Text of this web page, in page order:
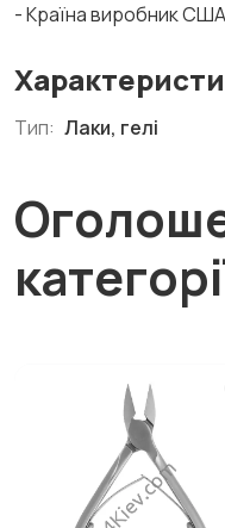
- Країна виробник США
Тип: Лаки, гелі